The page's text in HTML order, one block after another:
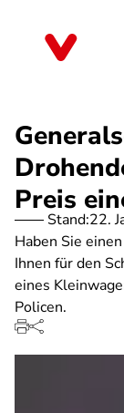
Preis
Stand:22.
Haben Sie
Ihnen für den
eines
Policen.